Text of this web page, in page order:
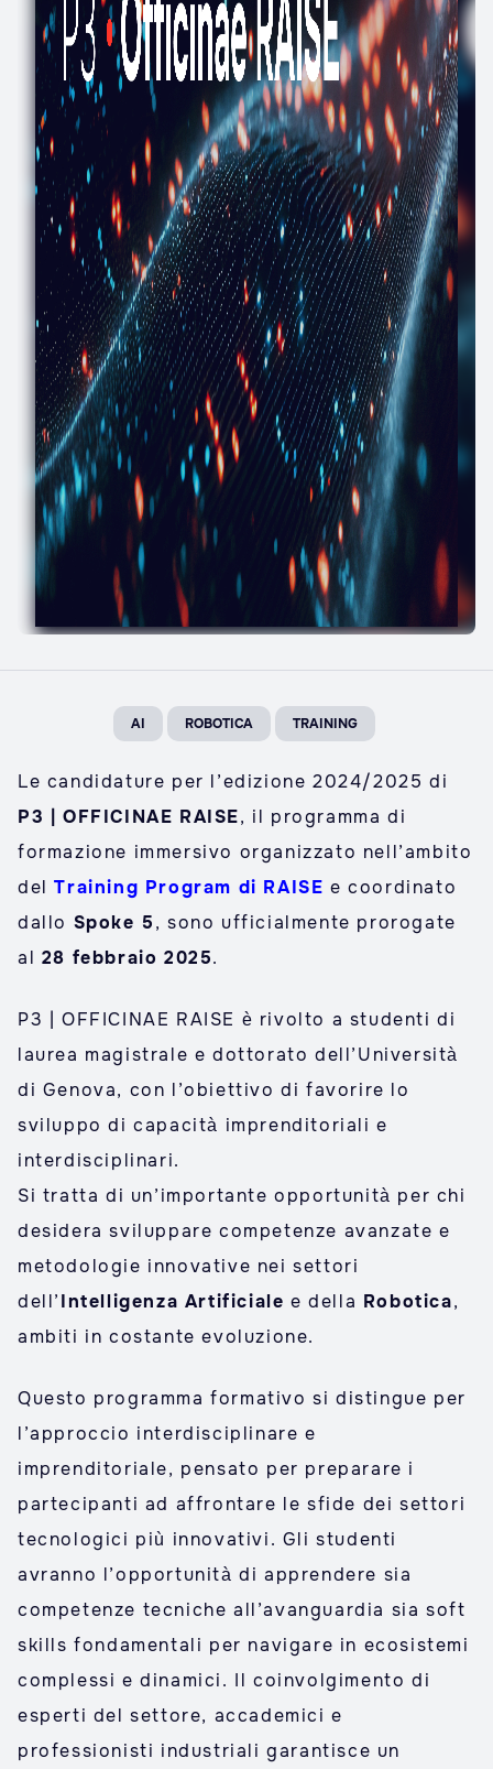
AI ROBOTICA TRAINING
Le candidature per l’edizione 2024/2025 di
P3 | OFFICINAE RAISE, il programma di
formazione immersivo organizzato nell’ambito
delTraining Program di RAISE e coordinato
dallo Spoke 5, sono ufficialmente prorogate
al 28 febbraio 2025.
P3 | OFFICINAE RAISE è rivolto a studenti di
laurea magistrale e dottorato dell’Università
di Genova, con l’obiettivo di favorire lo
sviluppo di capacità imprenditoriali e
interdisciplinari.
Si tratta di un’importante opportunità per chi
desidera sviluppare competenze avanzate e
metodologie innovative nei settori
dell’Intelligenza Artificiale e della Robotica,
ambiti in costante evoluzione.
Questo programma formativo si distingue per
l’approccio interdisciplinare e
imprenditoriale, pensato per preparare i
partecipanti ad affrontare le sfide dei settori
tecnologici più innovativi. Gli studenti
avranno l’opportunità di apprendere sia
competenze tecniche all’avanguardia sia soft
skills fondamentali per navigare in ecosistemi
complessi e dinamici. Il coinvolgimento di
esperti del settore, accademici e
professionisti industriali garantisce un